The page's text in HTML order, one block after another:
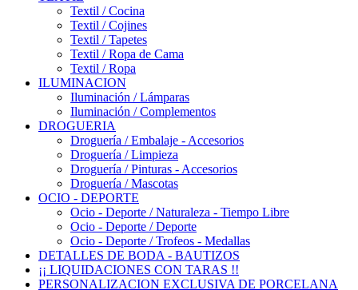
Textil / Cocina
Textil / Cojines
Textil / Tapetes
Textil / Ropa de Cama
Textil / Ropa
ILUMINACION
Iluminación / Lámparas
Iluminación / Complementos
DROGUERIA
Droguería / Embalaje - Accesorios
Droguería / Limpieza
Droguería / Pinturas - Accesorios
Droguería / Mascotas
OCIO - DEPORTE
Ocio - Deporte / Naturaleza - Tiempo Libre
Ocio - Deporte / Deporte
Ocio - Deporte / Trofeos - Medallas
DETALLES DE BODA - BAUTIZOS
¡¡ LIQUIDACIONES CON TARAS !!
PERSONALIZACION EXCLUSIVA DE PORCELANA